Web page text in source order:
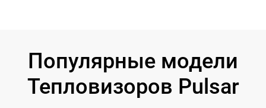
Популярные модели
Тепловизоров Pulsar